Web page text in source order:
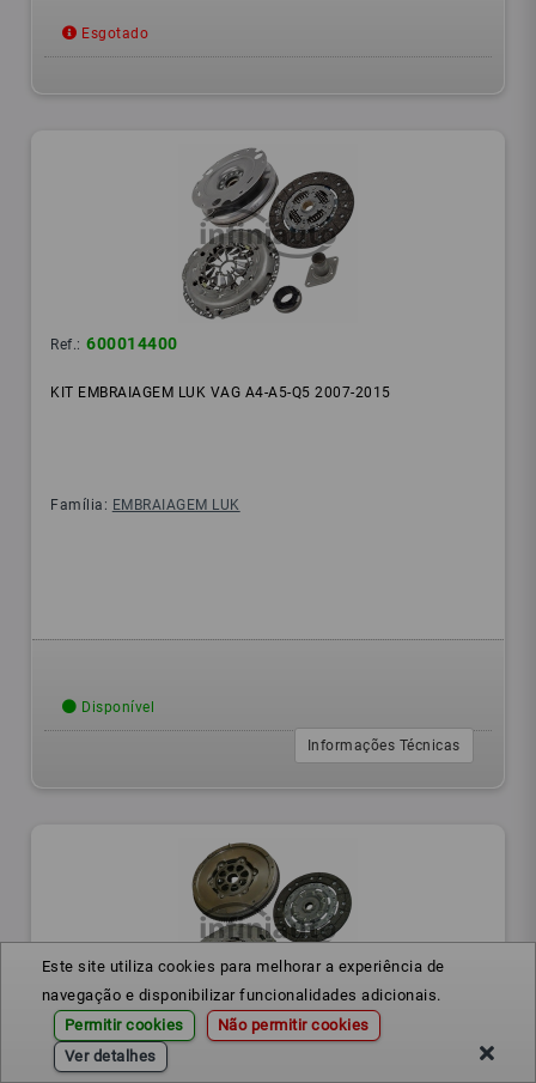
Este site utiliza cookies para melhorar a experiência de
navegação e disponibilizar funcionalidades adicionais.
Permitir cookies
Não permitir cookies
Ver detalhes
Esgotado
Ref.: 600014400
KIT EMBRAIAGEM LUK VAG A4-A5-Q5 2007-2015
Família: EMBRAIAGEM LUK
Disponível
Informações Técnicas
Ref.: 600016500